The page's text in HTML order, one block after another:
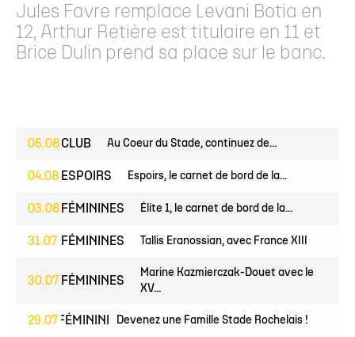
Jules Favre remplace Levani Botia en
12, Arthur Retière est titulaire en 11 et
Brice Dulin prend sa place sur le banc.
06.08CLUB Au Coeur du Stade, continuez de...
04.08 ESPOIRS Espoirs, le carnet de bord de la...
03.08 FÉMININES Élite 1, le carnet de bord de la...
31.07 FÉMININES Tallis Eranossian, avec France XIII
30.07 FÉMININES
Marine Kazmierczak-Douet avec le
XV...
29.07FÉMININES CLUB
Devenez une Famille Stade Rochelais !